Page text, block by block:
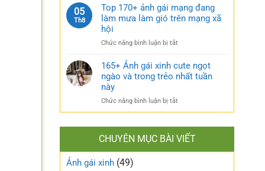
sống
bạo
và
khó
160+
ảnh
phá
định
kiến
đẹp
thông
thường
05
Th8
Top 170+ ảnh gái mạng đang
làm mưa làm gió trên mạng xã
hội
Chức năng bình luận bị tắt
170+
ảnh
đang
làm
làm
gió
trên
165+ Ảnh gái xinh cute ngọt
ngào và trong trẻo nhất tuần
này
Chức năng bình luận bị tắt
165+
xinh
cute
CHUYÊN MỤC BÀI VIẾT
Ảnh gái xinh (49)